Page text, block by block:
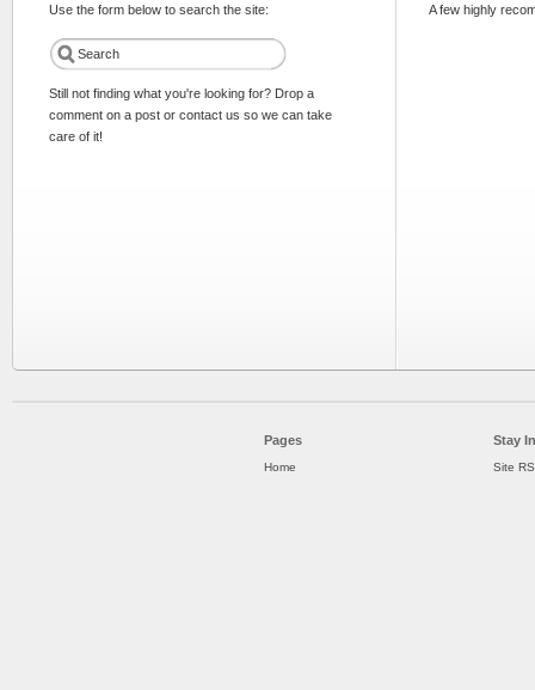
Use the form below to search the site:
Still not finding what you're looking for? Drop a
comment on a post or contact us so we can take
care of it!
A few highly
Pages
Home
Stay
Site